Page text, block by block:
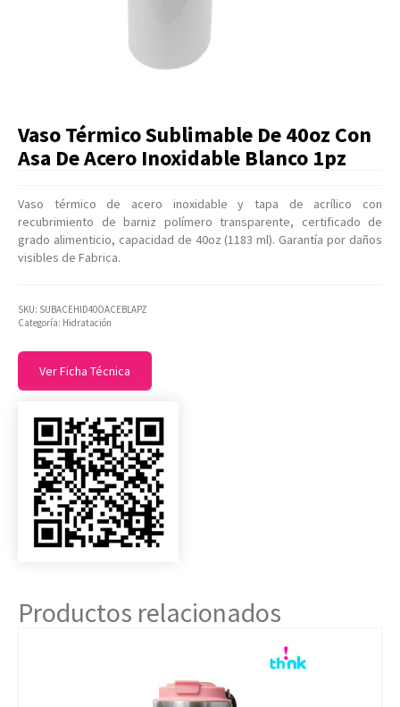
Listas de Precios
Vaso Térmico Sublimable De 40oz Con
Asa De Acero Inoxidable Blanco 1pz
Vaso térmico de acero inoxidable y tapa de acrílico con
recubrimiento de barniz polímero transparente, certificado de
grado alimenticio, capacidad de 40oz (1183 ml). Garantía por daños
visibles de Fabrica.
SKU: SUBACEHID40OACEBLAPZ
Categoría: Hidratación
Ver Ficha Técnica
Productos relacionados